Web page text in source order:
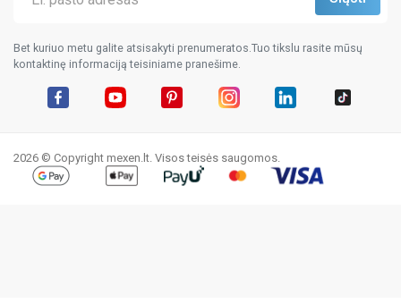
Bet kuriuo metu galite atsisakyti prenumeratos.Tuo tikslu rasite mūsų
kontaktinę informaciją teisiniame pranešime.
2026 © Copyright mexen.lt. Visos teisės saugomos.